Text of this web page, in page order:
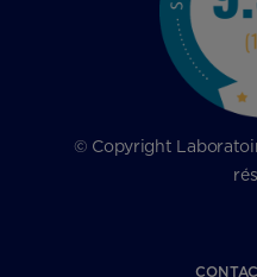
© Copyright